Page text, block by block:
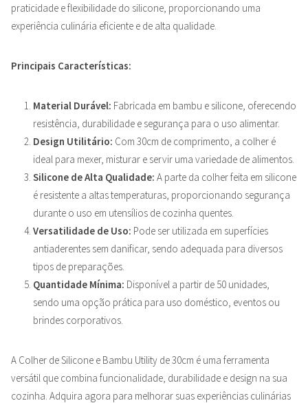
praticidade e flexibilidade do silicone, proporcionando uma
experiência culinária eficiente e de alta qualidade.
Principais Características:
Material Durável: Fabricada em bambu e silicone, oferecendo
resistência, durabilidade e segurança para o uso alimentar.
Design Utilitário: Com 30cm de comprimento, a colher é
ideal para mexer, misturar e servir uma variedade de alimentos.
Silicone de Alta Qualidade: A parte da colher feita em silicone
é resistente a altas temperaturas, proporcionando segurança
durante o uso em utensílios de cozinha quentes.
Versatilidade de Uso: Pode ser utilizada em superfícies
antiaderentes sem danificar, sendo adequada para diversos
tipos de preparações.
Quantidade Mínima: Disponível a partir de 50 unidades,
sendo uma opção prática para uso doméstico, eventos ou
brindes corporativos.
A Colher de Silicone e Bambu Utility de 30cm é uma ferramenta
versátil que combina funcionalidade, durabilidade e design na sua
cozinha. Adquira agora para melhorar suas experiências culinárias